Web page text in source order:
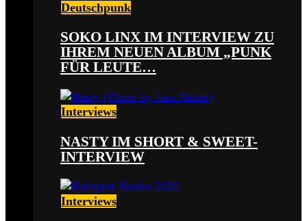
Deutschpunk
SOKO LINX IM INTERVIEW ZU
IHREM NEUEN ALBUM „PUNK
FÜR LEUTE…
Interviews
NASTY IM SHORT & SWEET-
INTERVIEW
Interviews